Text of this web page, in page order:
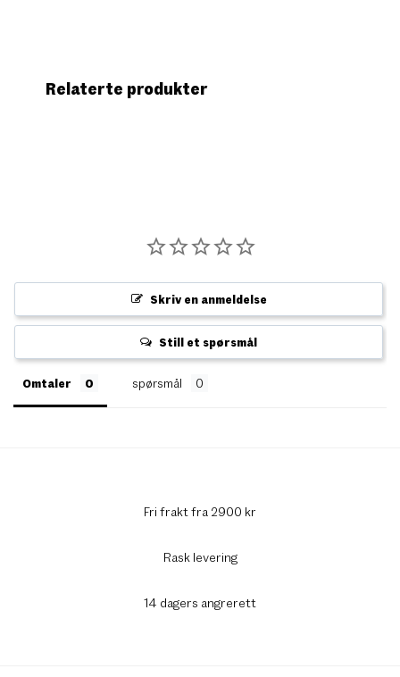
Relaterte produkter
Skriv en anmeldelse
Still et spørsmål
Omtaler spørsmål
Fri frakt fra 2900 kr
Rask levering
14 dagers angrerett